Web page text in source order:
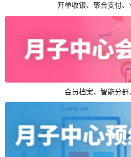
开单收银、聚合支付
会员档案、智能分